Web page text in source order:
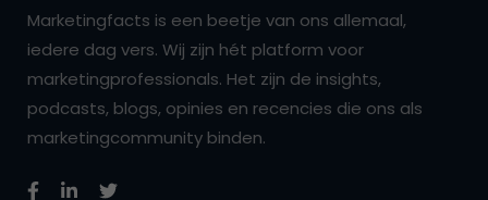
Marketingfacts is een beetje van ons allemaal,
iedere dag vers. Wij zijn hét platform voor
marketingprofessionals. Het zijn de insights,
podcasts, blogs, opinies en recencies die ons als
marketingcommunity binden.